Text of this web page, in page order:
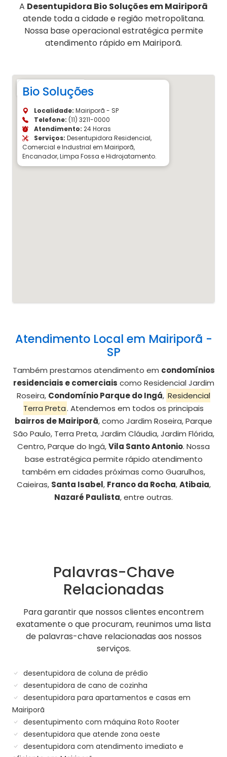
A Desentupidora Bio Soluções em Mairiporã
atende toda a cidade e região metropolitana.
Nossa base operacional estratégica permite
atendimento rápido em Mairiporã.
Bio Soluções
Localidade: Mairiporã - SP
Telefone: (11) 3211-0000
Atendimento: 24 Horas
Serviços: Desentupidora Residencial,
Comercial e Industrial em Mairiporã,
Encanador, Limpa Fossa e Hidrojatamento.
Atendimento Local em Mairiporã -
SP
Também prestamos atendimento em condomínios
residenciais e comerciais como Residencial Jardim
Roseira, Condomínio Parque do Ingá, Residencial
Terra Preta. Atendemos em todos os principais
bairros de Mairiporã, como Jardim Roseira, Parque
São Paulo, Terra Preta, Jardim Cláudia, Jardim Flórida,
Centro, Parque do Ingá,Vila Santo Antonio. Nossa
base estratégica permite rápido atendimento
também em cidades próximas como Guarulhos,
Caieiras, Santa Isabel, Franco da Rocha,Atibaia,
Nazaré Paulista, entre outras.
Palavras-Chave
Relacionadas
Para garantir que nossos clientes encontrem
exatamente o que procuram, reunimos uma lista
de palavras-chave relacionadas aos nossos
serviços.
desentupidora de coluna de prédio
desentupidora de cano de cozinha
desentupidora para apartamentos e casas em
Mairiporã
desentupimento com máquina Roto Rooter
desentupidora que atende zona oeste
desentupidora com atendimento imediato e